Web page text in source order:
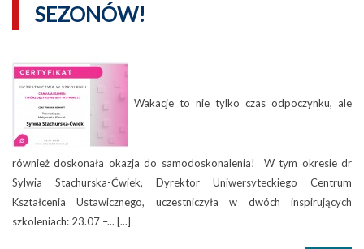
SEZONÓW!
Wakacje to nie tylko czas odpoczynku, ale
również doskonała okazja do samodoskonalenia! W tym okresie dr
Sylwia Stachurska-Ćwiek, Dyrektor Uniwersyteckiego Centrum
Kształcenia Ustawicznego, uczestniczyła w dwóch inspirujących
szkoleniach: 23.07 –... [...]